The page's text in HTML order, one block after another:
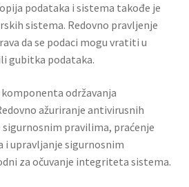
podataka i sistema takođe je
sistema. Redovno pravljenje
da se podaci mogu vratiti u
gubitka podataka.
održavanja
ažuriranje antivirusnih
pravilima, praćenje
i upravljanje sigurnosnim
za očuvanje integriteta sistema.